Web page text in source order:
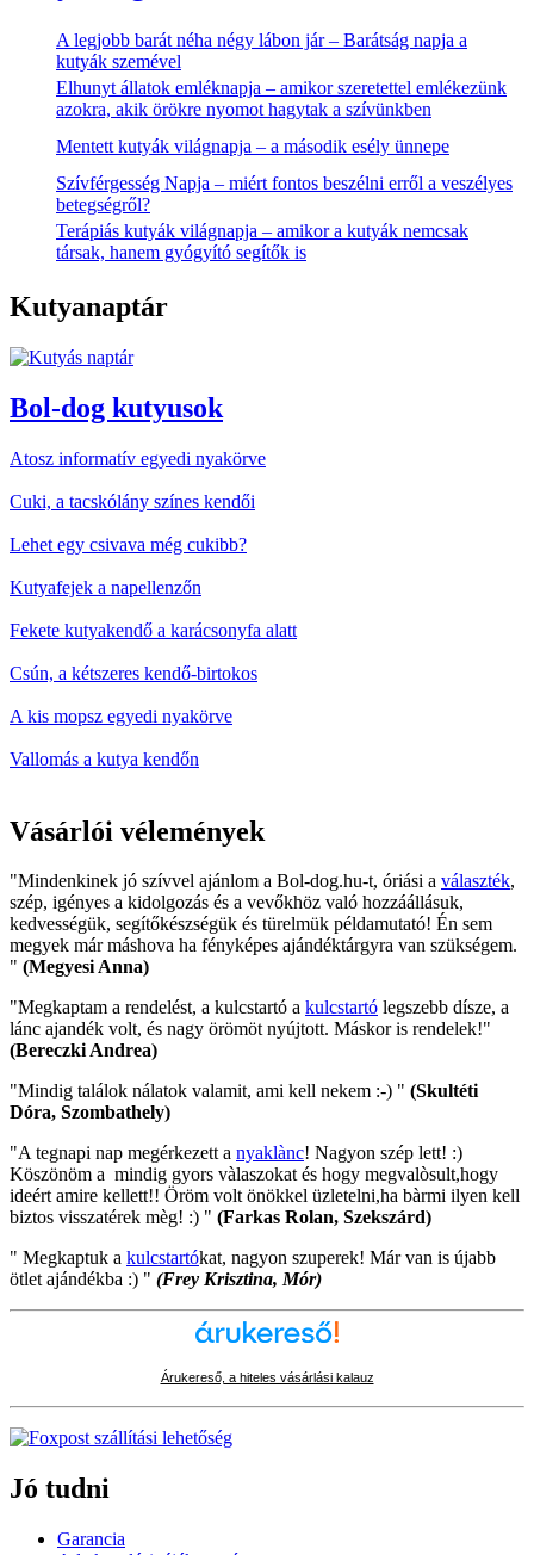
A legjobb barát néha négy lábon jár – Barátság napja a
kutyák szemével
Elhunyt állatok emléknapja – amikor szeretettel emlékezünk
azokra, akik örökre nyomot hagytak a szívünkben
Mentett kutyák világnapja – a második esély ünnepe
Szívférgesség Napja – miért fontos beszélni erről a veszélyes
betegségről?
Terápiás kutyák világnapja – amikor a kutyák nemcsak
társak, hanem gyógyító segítők is
Kutyanaptár
Bol-dog kutyusok
Atosz informatív egyedi nyakörve
Cuki, a tacskólány színes kendői
Lehet egy csivava még cukibb?
Kutyafejek a napellenzőn
Fekete kutyakendő a karácsonyfa alatt
Csún, a kétszeres kendő-birtokos
A kis mopsz egyedi nyakörve
Vallomás a kutya kendőn
Vásárlói vélemények
"Mindenkinek jó szívvel ajánlom a Bol-dog.hu-t, óriási a választék,
szép, igényes a kidolgozás és a vevőkhöz való hozzáállásuk,
kedvességük, segítőkészségük és türelmük példamutató! Én sem
megyek már máshova ha fényképes ajándéktárgyra van szükségem.
" (Megyesi Anna)
"Megkaptam a rendelést, a kulcstartó a kulcstartó legszebb dísze, a
lánc ajandék volt, és nagy örömöt nyújtott. Máskor is rendelek!"
(Bereczki Andrea)
"Mindig találok nálatok valamit, ami kell nekem :-) " (Skultéti
Dóra, Szombathely)
"A tegnapi nap megérkezett a nyaklànc! Nagyon szép lett! :)
Köszönöm a mindig gyors vàlaszokat és hogy megvalòsult,hogy
ideért amire kellett!! Öröm volt önökkel üzletelni,ha bàrmi ilyen kell
biztos visszatérek mèg! :) " (Farkas Rolan, Szekszárd)
" Megkaptuk a kulcstartókat, nagyon szuperek! Már van is újabb
ötlet ajándékba :) " (Frey Krisztina, Mór)
Árukereső, a hiteles vásárlási kalauz
Jó tudni
Garancia